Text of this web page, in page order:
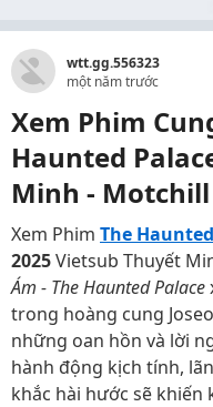
wtt.gg.556323
một năm trước
Xem Phim
Haunted
Minh -
Xem Phim The
2025Vietsub Thuyết
Ám - The Haunted Palace
trong hoàng cung
những oan hồn và lời
hành động kịch tính,
khắc hài hước sẽ